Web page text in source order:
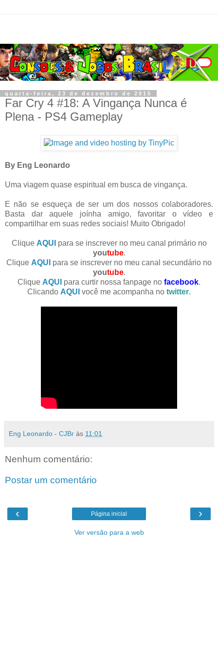
quarta-feira, 23 de dezembro de 2015
Far Cry 4 #18: A Vingança Nunca é
Plena - PS4 Gameplay
By Eng Leonardo
Uma viagem quase espiritual em busca de vingança.
E não se esqueça de ser um dos nossos colaboradores.
Basta dar aquele joínha amigo, favoritar o vídeo e
compartilhar em suas redes sociais! Muito Obrigado!
Clique AQUI para se inscrever no meu canal primário no
youtube.
Clique AQUI para se inscrever no meu canal secundário no
youtube.
Clique AQUI para curtir nossa fanpage no facebook.
Clicando AQUI você me acompanha no twitter.
Eng Leonardo - CJBr às 11:01
Nenhum comentário:
Postar um comentário
‹ ›
Página inicial
Ver versão para a web